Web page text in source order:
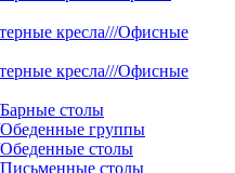
кресла///Офисные
кресла///Офисные
столы
группы
столы
столы